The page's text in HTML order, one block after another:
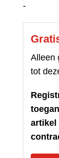
-
Alleen
tot
artikel